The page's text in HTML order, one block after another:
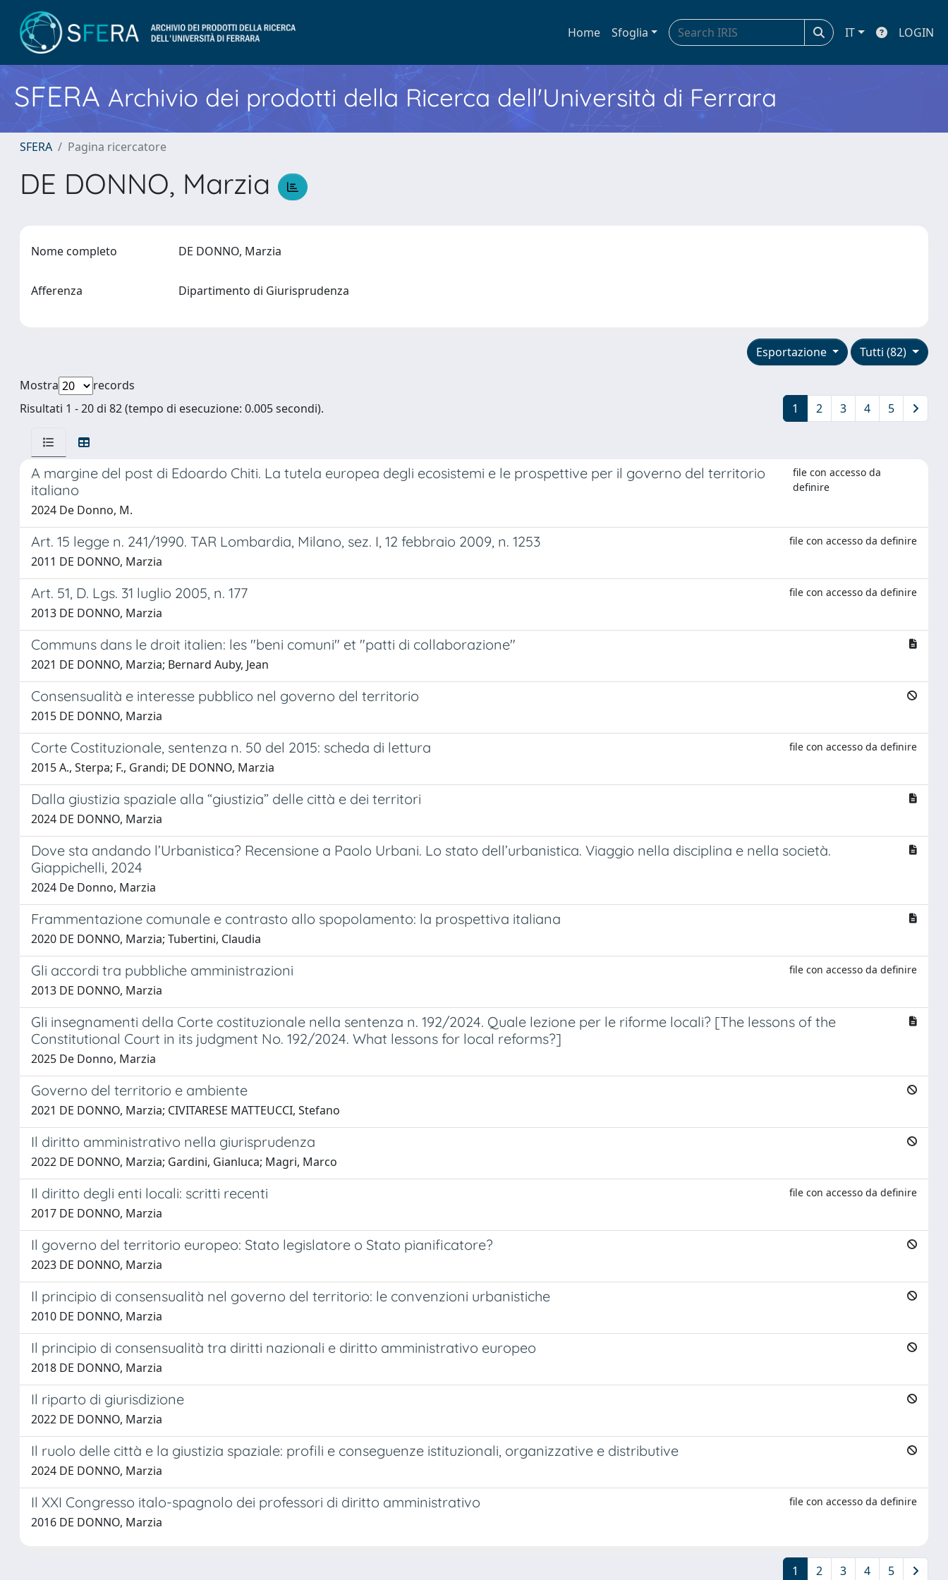
Home Sfoglia IT LOGIN
SFERA Archivio dei prodotti della Ricerca dell'Università di Ferrara
SFERA Pagina ricercatore
DE DONNO, Marzia
Nome completo DE DONNO, Marzia
Afferenza Dipartimento di Giurisprudenza
Tutti (82)
Esportazione
Mostra
records
Risultati 1 - 20 di 82 (tempo di esecuzione: 0.005 secondi).
1 2 3 4 5
A margine del post di Edoardo Chiti. La tutela europea degli ecosistemi e le prospettive per il governo del territorio
italiano
file con accesso da
definire
2024 De Donno, M.
Art. 15 legge n. 241/1990. TAR Lombardia, Milano, sez. I, 12 febbraio 2009, n. 1253 file con accesso da definire
2011 DE DONNO, Marzia
Art. 51, D. Lgs. 31 luglio 2005, n. 177 file con accesso da definire
2013 DE DONNO, Marzia
Communs dans le droit italien: les "beni comuni" et "patti di collaborazione"
2021 DE DONNO, Marzia; Bernard Auby, Jean
Consensualità e interesse pubblico nel governo del territorio
2015 DE DONNO, Marzia
Corte Costituzionale, sentenza n. 50 del 2015: scheda di lettura file con accesso da definire
2015 A., Sterpa; F., Grandi; DE DONNO, Marzia
Dalla giustizia spaziale alla “giustizia” delle città e dei territori
2024 DE DONNO, Marzia
Dove sta andando l’Urbanistica? Recensione a Paolo Urbani. Lo stato dell’urbanistica. Viaggio nella disciplina e nella società.
Giappichelli, 2024
2024 De Donno, Marzia
Frammentazione comunale e contrasto allo spopolamento: la prospettiva italiana
2020 DE DONNO, Marzia; Tubertini, Claudia
Gli accordi tra pubbliche amministrazioni file con accesso da definire
2013 DE DONNO, Marzia
Gli insegnamenti della Corte costituzionale nella sentenza n. 192/2024. Quale lezione per le riforme locali? [The lessons of the
Constitutional Court in its judgment No. 192/2024. What lessons for local reforms?]
2025 De Donno, Marzia
Governo del territorio e ambiente
2021 DE DONNO, Marzia; CIVITARESE MATTEUCCI, Stefano
Il diritto amministrativo nella giurisprudenza
2022 DE DONNO, Marzia; Gardini, Gianluca; Magri, Marco
Il diritto degli enti locali: scritti recenti file con accesso da definire
2017 DE DONNO, Marzia
Il governo del territorio europeo: Stato legislatore o Stato pianificatore?
2023 DE DONNO, Marzia
Il principio di consensualità nel governo del territorio: le convenzioni urbanistiche
2010 DE DONNO, Marzia
Il principio di consensualità tra diritti nazionali e diritto amministrativo europeo
2018 DE DONNO, Marzia
Il riparto di giurisdizione
2022 DE DONNO, Marzia
Il ruolo delle città e la giustizia spaziale: profili e conseguenze istituzionali, organizzative e distributive
2024 DE DONNO, Marzia
Il XXI Congresso italo-spagnolo dei professori di diritto amministrativo file con accesso da definire
2016 DE DONNO, Marzia
1 2 3 4 5